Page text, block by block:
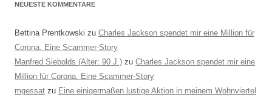
NEUESTE KOMMENTARE
Bettina Prentkowski zu Charles Jackson spendet mir eine Million für
Corona. Eine Scammer-Story
Manfred Siebolds (Alter: 90 J.) zu Charles Jackson spendet mir eine
Million für Corona. Eine Scammer-Story
mgessat zu Eine einigermaßen lustige Aktion in meinem Wohnviertel